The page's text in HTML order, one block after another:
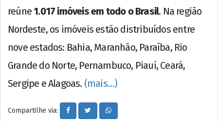
reúne 1.017 imóveis em todo o Brasil. Na região
Nordeste, os imóveis estão distribuídos entre
nove estados: Bahia, Maranhão, Paraíba, Rio
Grande do Norte, Pernambuco, Piauí, Ceará,
Sergipe e Alagoas. (mais…)
Compartilhe via: